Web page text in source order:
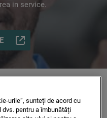
in service.
ONLINE O
urile”, sunteți de acord cu
pentru a îmbunătăți